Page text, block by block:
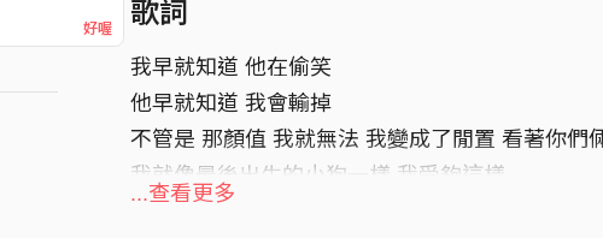
好喔
歌詞
我早就知道 他在偷笑
他早就知道 我會輸掉
不管是 那顏值 我就無法 我變成了閒置 看著你們
我就像最後出生的小狗一樣 我受夠這樣
...查看更多